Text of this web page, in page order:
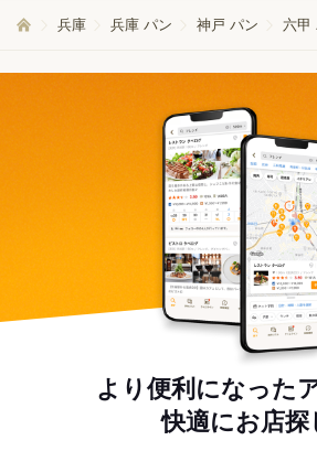
兵庫 兵庫 パン 神戸 パン 六甲
より便利になった
快適にお店探